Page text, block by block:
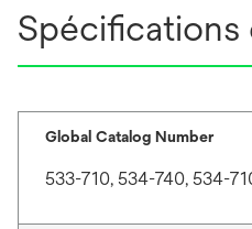
Spécifications
Global Catalog Number
533-710, 534-740, 534-